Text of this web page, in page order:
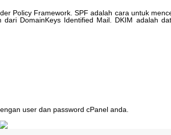
Policy Framework SPF adalah cara untuk
dari DomainKeys Identified Mail DKIM adalah
user dan password cPanel anda